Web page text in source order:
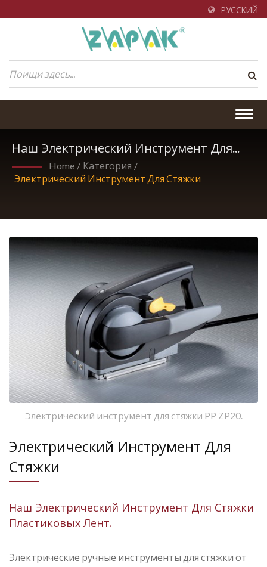
РУССКИЙ
Наш Электрический Инструмент Для
Стяжки Пластиковых Лент.
Home / Категория /
Электрический Инструмент Для Стяжки
Электрический инструмент для стяжки PP ZP20.
Электрический Инструмент Для
Стяжки
Наш Электрический Инструмент Для Стяжки
Пластиковых Лент.
Электрические ручные инструменты для стяжки от